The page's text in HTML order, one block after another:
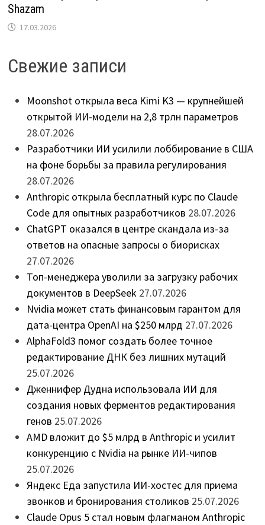
Shazam
17.03.2026
Свежие записи
Moonshot открыла веса Kimi K3 — крупнейшей
открытой ИИ-модели на 2,8 трлн параметров
28.07.2026
Разработчики ИИ усилили лоббирование в США
на фоне борьбы за правила регулирования
28.07.2026
Anthropic открыла бесплатный курс по Claude
Code для опытных разработчиков 28.07.2026
ChatGPT оказался в центре скандала из-за
ответов на опасные запросы о биорисках
27.07.2026
Топ-менеджера уволили за загрузку рабочих
документов в DeepSeek 27.07.2026
Nvidia может стать финансовым гарантом для
дата-центра OpenAI на $250 млрд 27.07.2026
AlphaFold3 помог создать более точное
редактирование ДНК без лишних мутаций
25.07.2026
Дженнифер Дудна использовала ИИ для
создания новых ферментов редактирования
генов 25.07.2026
AMD вложит до $5 млрд в Anthropic и усилит
конкуренцию с Nvidia на рынке ИИ-чипов
25.07.2026
Яндекс Еда запустила ИИ-хостес для приема
звонков и бронирования столиков 25.07.2026
Claude Opus 5 стал новым флагманом Anthropic